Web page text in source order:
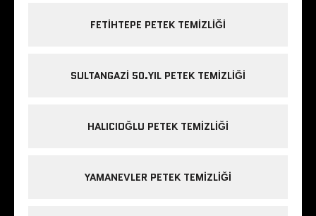
FETIHTEPE PETEK TEMIZLIĞI
SULTANGAZI 50.YIL PETEK TEMIZLIĞI
HALICIOĞLU PETEK TEMIZLIĞI
YAMANEVLER PETEK TEMIZLIĞI